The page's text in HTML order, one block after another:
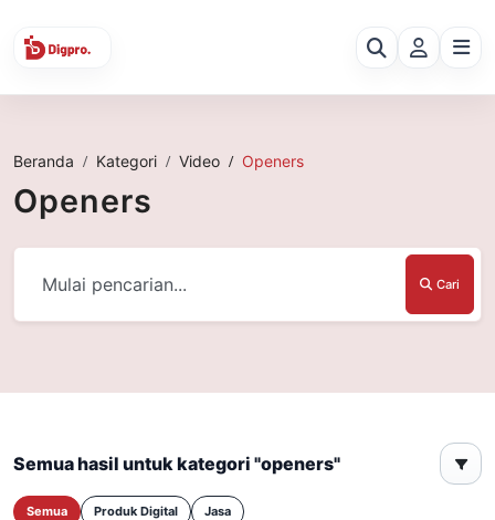
Beranda Kategori Video Openers
Openers
Cari
Semua hasil untuk kategori "openers"
Semua Produk Digital Jasa